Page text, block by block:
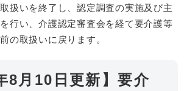
扱いを終了し、認定調査の実施及び主
行い、介護認定審査会を経て要介護等
の取扱いに戻ります。
8月10日更新】要介